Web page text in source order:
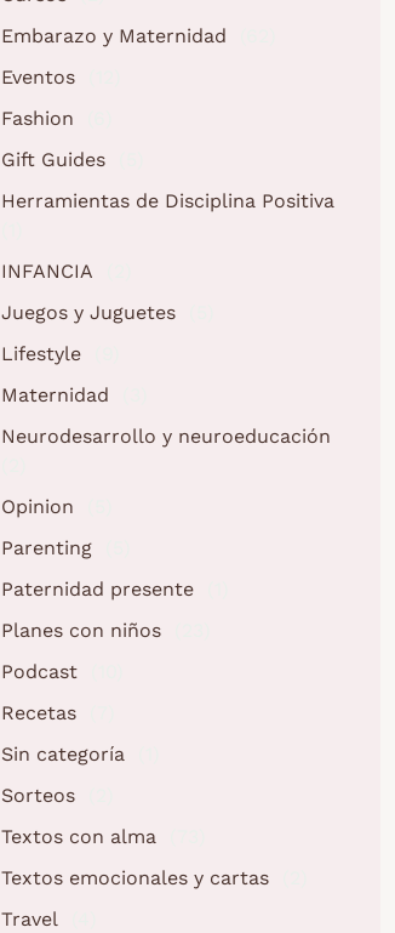
Embarazo y Maternidad
Eventos
Fashion
Gift Guides
Herramientas de Disciplina Positiva
INFANCIA
Juegos y Juguetes
Lifestyle
Maternidad
Neurodesarrollo y neuroeducación
Opinion
Parenting
Paternidad presente
Planes con niños
Podcast
Recetas
Sin categoría
Sorteos
Textos con alma
Textos emocionales y cartas
Travel